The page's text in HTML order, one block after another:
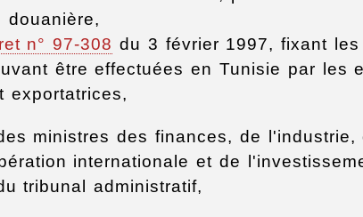
douanière,
n° 97-308 du 3 février 1997, fixant
être effectuées en Tunisie par les
exportatrices,
ministres des finances, de l'industrie,
internationale et de
tribunal administratif,